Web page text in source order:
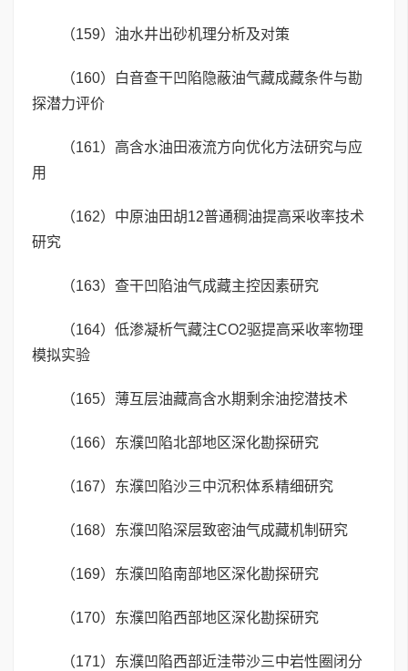
（159）油水井出砂机理分析及对策
（160）白音查干凹陷隐蔽油气藏成藏条件与勘
探潜力评价
（161）高含水油田液流方向优化方法研究与应
用
（162）中原油田胡12普通稠油提高采收率技术
研究
（163）查干凹陷油气成藏主控因素研究
（164）低渗凝析气藏注CO2驱提高采收率物理
模拟实验
（165）薄互层油藏高含水期剩余油挖潜技术
（166）东濮凹陷北部地区深化勘探研究
（167）东濮凹陷沙三中沉积体系精细研究
（168）东濮凹陷深层致密油气成藏机制研究
（169）东濮凹陷南部地区深化勘探研究
（170）东濮凹陷西部地区深化勘探研究
（171）东濮凹陷西部近洼带沙三中岩性圈闭分